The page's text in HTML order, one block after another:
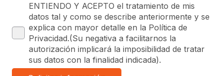
ENTIENDO Y ACEPTO el tratamiento de mis
datos tal y como se describe anteriormente y se
explica con mayor detalle en la Política de
Privacidad.(Su negativa a facilitarnos la
autorización implicará la imposibilidad de tratar
sus datos con la finalidad indicada).